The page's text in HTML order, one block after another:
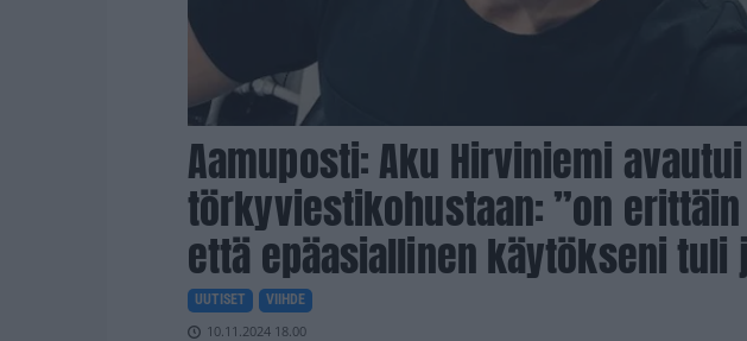
Aamuposti: Aku Hirviniemi avautui
törkyviestikohustaan: ”on
että epäasiallinen käytökseni tuli
UUTISET VIIHDE
10.11.2024 18.00